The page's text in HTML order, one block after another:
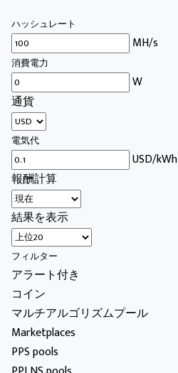
ハッシュレート
MH/s
消費電力
W
通貨
電気代
USD/kWh
報酬計算
結果を表示
フィルター
アラート付き
コイン
マルチアルゴリズムプール
Marketplaces
PPS pools